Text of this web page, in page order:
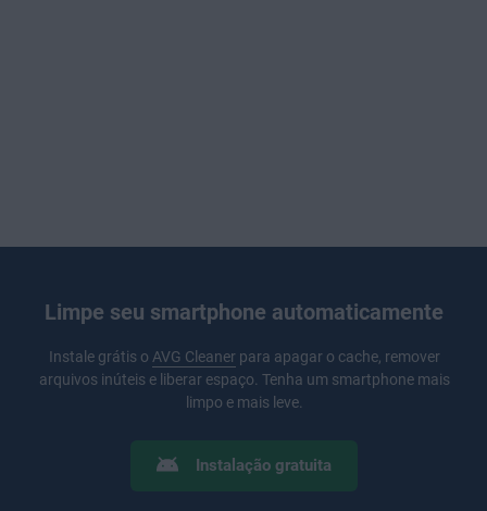
Limpe seu smartphone automaticamente
Instale grátis o AVG Cleanerpara apagar o cache, remover
arquivos inúteis e liberar espaço. Tenha um smartphone mais
limpo e mais leve.
Instalação gratuita